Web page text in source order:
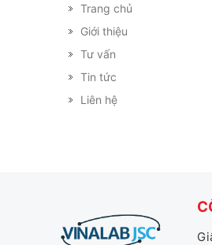
Trang chủ
Giới thiệu
Tư vấn
Tin tức
Liên hệ